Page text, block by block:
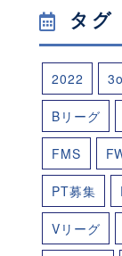
タグ
2022
Bリーグ
FMS
PT募集
Vリーグ